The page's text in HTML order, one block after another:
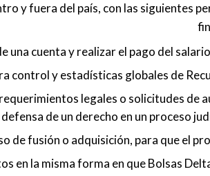
y fuera del país, con las siguientes
una cuenta y realizar el pago del
control y estadísticas globales de
legales o solicitudes de
de un derecho en un proceso
de fusión o adquisición, para que el
en la misma forma en que Bolsas